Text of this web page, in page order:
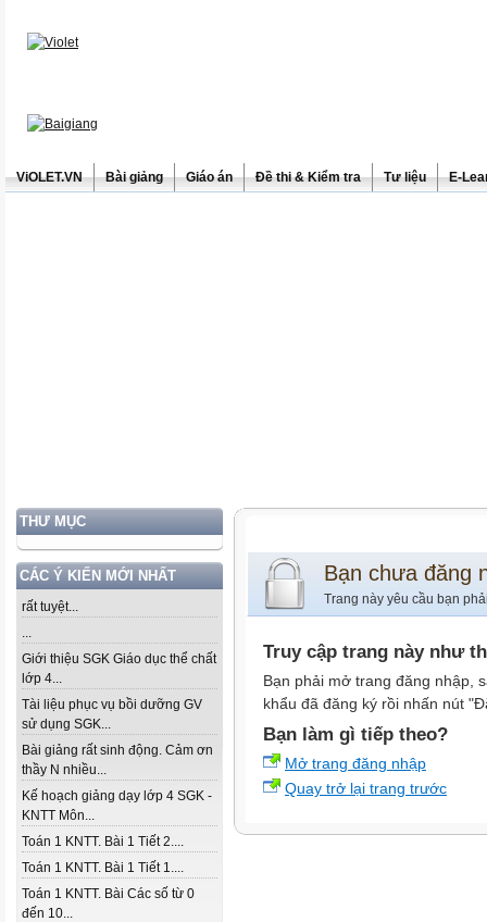
ViOLET.VN Bài giảng Giáo án Đề thi & Kiểm tra Tư liệu E-
THƯ MỤC
CÁC Ý KIẾN MỚI NHẤT
rất tuyệt...
...
Giới thiệu SGK Giáo dục thể chất
lớp 4...
Tài liệu phục vụ bồi dưỡng GV
sử dụng SGK...
Bài giảng rất sinh động. Cảm ơn
thầy N nhiều...
Kế hoạch giảng dạy lớp 4 SGK -
KNTT Môn...
Toán 1 KNTT. Bài 1 Tiết 2....
Toán 1 KNTT. Bài 1 Tiết 1....
Toán 1 KNTT. Bài Các số từ 0
đến 10...
Bạn chưa đăng
Trang này yêu cầu bạn
Truy cập trang này như
Bạn phải mở trang đăng nhập,
khẩu đã đăng ký rồi nhấn nút
Bạn làm gì tiếp theo?
Mở trang đăng nhập
Quay trở lại trang trước